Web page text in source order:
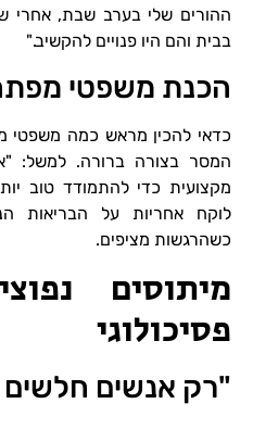
ההורים שלי בערב שבת, אחרי
בבית והם היו פנויים להקשיב."
הכנת משפטי
כדאי להכין מראש כמה משפטי
המסר בצורה ברורה. למשל:
מקצועית כדי להתמודד טוב
לוקח אחריות על הבריאות
כשהרגשות מציפים.
מיתוסים
פסיכולוגי
"רק אנשים חלשים